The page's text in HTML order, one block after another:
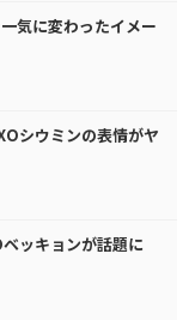
気に変わったイメー
シウミンの表情がヤ
ッキョンが話題に